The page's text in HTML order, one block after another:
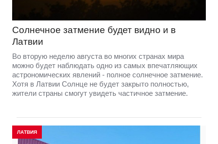
Солнечное затмение будет видно и в
Латвии
Во вторую неделю августа во многих странах мира
можно будет наблюдать одно из самых впечатляющих
астрономических явлений - полное солнечное затмение.
Хотя в Латвии Солнце не будет закрыто полностью,
жители страны смогут увидеть частичное затмение.
ЛАТВИЯ